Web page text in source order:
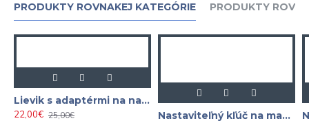
PRODUKTY ROVNAKEJ KATEGÓRIE PRODUKTY
Lievik s adaptérmi na nalievanie oleja 8-dielna
22,00€ 25,00€
Nastaviteľný kľúč na matice palivovej nádrže 100 - 170 mm